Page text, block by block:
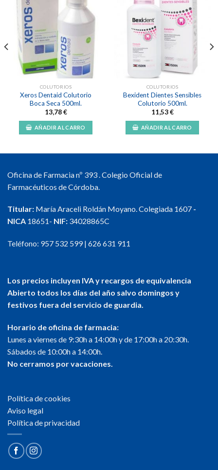
Añadir
lista de
deseos
COLUTORIOS
Xeros Dentaid Colutorio
Boca Seca 500ml.
13,78€
AÑADIR AL CARRO
Añadir
a la
lista de
deseos
COLUTORIOS
Bexident Dientes Sensibles
Colutorio 500ml.
11,53€
AÑADIR AL CARRO
Oficina de Farmacia nº 393 . Colegio Oficial de
Farmacéuticos de Córdoba.
Titular: María Araceli Roldán Moyano. Colegiada 1607 -
NICA 18651- NIF: 34028865C
Teléfono: 957 532 599| 626 631 911
Los precios incluyen IVA y recargos de equivalencia
Abierto todos los días del año salvo domingos y
festivos fuera del servicio de guardia.
Horario de oficina de farmacia:
Lunes a viernes de 9:30h a 14:00h y de 17:00h a 20:30h.
Sábados de 10:00h a 14:00h.
No cerramos por vacaciones.
Política de cookies
Aviso legal
Política de privacidad